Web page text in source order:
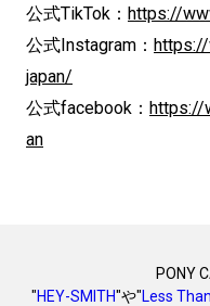
公式TikTok： https://
公式Instagram： https://
japan/
公式facebook： https://
an
PONY
"HEY-SMITH"や"Less